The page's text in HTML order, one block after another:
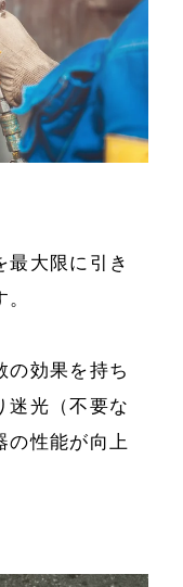
最大限に引き
の効果を持ち
迷光（不要な
の性能が向上